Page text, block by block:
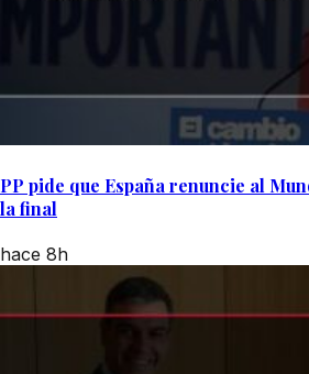
PP pide que España renuncie al
la final
hace 8h